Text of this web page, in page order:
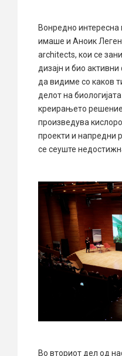
Вонредно интересна
имаше и Аноик
architects, кои се
дизајн и био
да видиме со каков
делот на
креирањето
произведува
проекти и напредни
се сеуште
Во вториот дел од